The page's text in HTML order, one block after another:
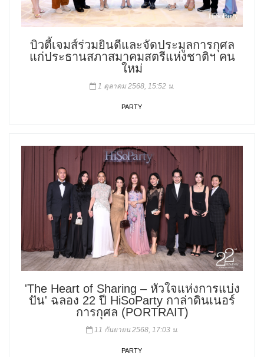
บิวตี้เจมส์ร่วมยินดีและจัดประมูลการกุศล
แก่ประธานสภาสมาคมสตรีแห่งชาติฯ คน
ใหม่
1 ตุลาคม 2568, 15:52 น.
PARTY
'The Heart of Sharing – หัวใจแห่งการแบ่ง
ปัน' ฉลอง 22 ปี HiSoParty กาล่าดินเนอร์
การกุศล (PORTRAIT)
11 กันยายน 2568, 17:03 น.
PARTY